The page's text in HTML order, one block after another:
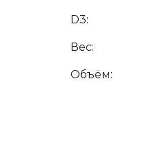
D3:
Вес:
Объём: